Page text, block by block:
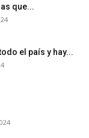
que...
el país y hay...